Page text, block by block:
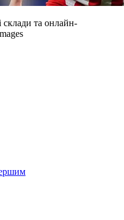
склади та онлайн-